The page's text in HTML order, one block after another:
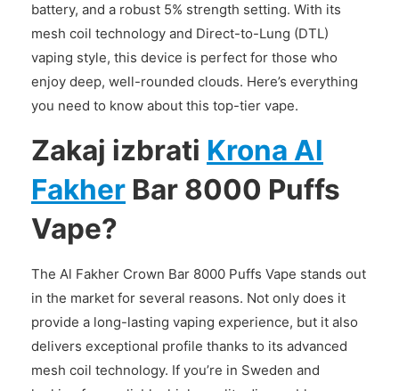
battery, and a robust 5% strength setting. With its
mesh coil technology and Direct-to-Lung (DTL)
vaping style, this device is perfect for those who
enjoy deep, well-rounded clouds. Here’s everything
you need to know about this top-tier vape.
Zakaj izbrati Krona Al
Fakher Bar 8000 Puffs
Vape?
The Al Fakher Crown Bar 8000 Puffs Vape stands out
in the market for several reasons. Not only does it
provide a long-lasting vaping experience, but it also
delivers exceptional profile thanks to its advanced
mesh coil technology. If you’re in Sweden and